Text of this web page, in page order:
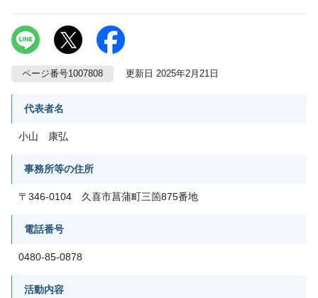
ページ番号1007808 更新日 2025年2月21日
代表者名
小山 康弘
事務所等の住所
〒346-0104 久喜市菖蒲町三箇875番地
電話番号
0480-85-0878
活動内容